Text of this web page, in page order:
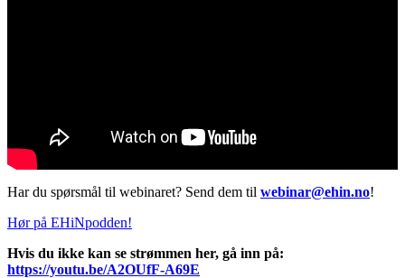
Har du spørsmål til webinaret? Send dem til webinar@ehin.no!
Hør på EHiNpodden!
Hvis du ikke kan se strømmen her, gå inn på:
https://youtu.be/A2OUfF-A69E